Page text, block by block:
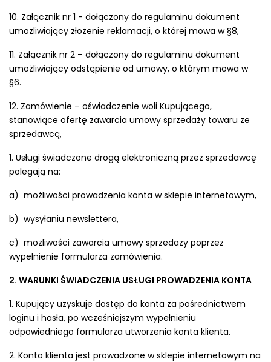
10. Załącznik nr 1 - dołączony do regulaminu dokument
umożliwiający złożenie reklamacji, o której mowa w §8,
11. Załącznik nr 2 – dołączony do regulaminu dokument
umożliwiający odstąpienie od umowy, o którym mowa w
§6.
12. Zamówienie – oświadczenie woli Kupującego,
stanowiące ofertę zawarcia umowy sprzedaży towaru ze
sprzedawcą,
1. Usługi świadczone drogą elektroniczną przez sprzedawcę
polegają na:
a) możliwości prowadzenia konta w sklepie internetowym,
b) wysyłaniu newslettera,
c) możliwości zawarcia umowy sprzedaży poprzez
wypełnienie formularza zamówienia.
2. WARUNKI ŚWIADCZENIA USŁUGI PROWADZENIA KONTA
1. Kupujący uzyskuje dostęp do konta za pośrednictwem
loginu i hasła, po wcześniejszym wypełnieniu
odpowiedniego formularza utworzenia konta klienta.
2. Konto klienta jest prowadzone w sklepie internetowym na